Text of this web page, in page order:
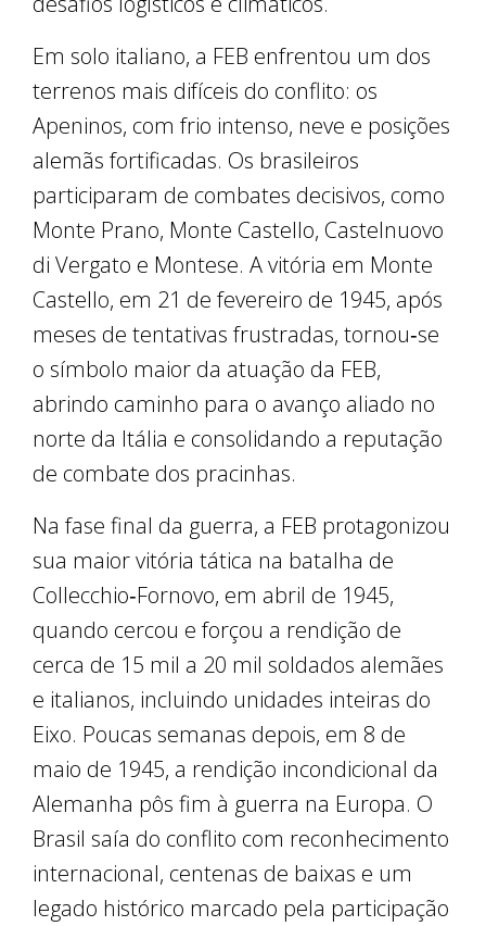
Em solo italiano, a FEB enfrentou um dos
terrenos mais difíceis do conflito: os
Apeninos, com frio intenso, neve e posições
alemãs fortificadas. Os brasileiros
participaram de combates decisivos, como
Monte Prano, Monte Castello, Castelnuovo
di Vergato e Montese. A vitória em Monte
Castello, em 21 de fevereiro de 1945, após
meses de tentativas frustradas, tornou‑se
o símbolo maior da atuação da FEB,
abrindo caminho para o avanço aliado no
norte da Itália e consolidando a reputação
de combate dos pracinhas.
Na fase final da guerra, a FEB protagonizou
sua maior vitória tática na batalha de
Collecchio‑Fornovo, em abril de 1945,
quando cercou e forçou a rendição de
cerca de 15 mil a 20 mil soldados alemães
e italianos, incluindo unidades inteiras do
Eixo. Poucas semanas depois, em 8 de
maio de 1945, a rendição incondicional da
Alemanha pôs fim à guerra na Europa. O
Brasil saía do conflito com reconhecimento
internacional, centenas de baixas e um
legado histórico marcado pela participação